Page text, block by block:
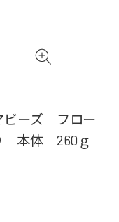
ーズ フロー
本体 260ｇ